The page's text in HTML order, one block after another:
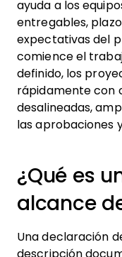
ayuda a los
entregables,
expectativas del
comience el
definido, los
rápidamente con
desalineadas,
las aprobaciones
¿Qué es
alcance
Una declaración
descripción